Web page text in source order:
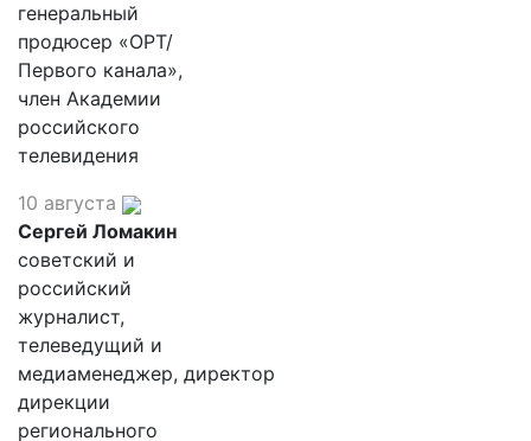
генеральный
продюсер «ОРТ/
Первого канала»,
член Академии
российского
телевидения
10 августа
Сергей Ломакин
советский и
российский
журналист,
телеведущий и
медиаменеджер, директор
дирекции
регионального